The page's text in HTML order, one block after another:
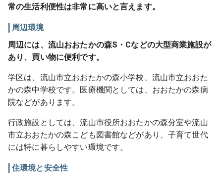
常の生活利便性は非常に高いと言えます。
周辺環境
周辺には、流山おおたかの森S・Cなどの大型商業施設が
あり、買い物に便利です。
学区は、流山市立おおたかの森小学校、流山市立おおた
かの森中学校です。医療機関としては、おおたかの森病
院などがあります。
行政施設としては、流山市役所おおたかの森分室や流山
市立おおたかの森こども図書館などがあり、子育て世代
には特に暮らしやすい環境です。
住環境と安全性